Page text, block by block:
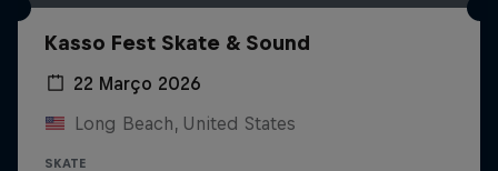
Kasso Fest Skate & Sound
22 Março 2026
Long Beach, United States
SKATE